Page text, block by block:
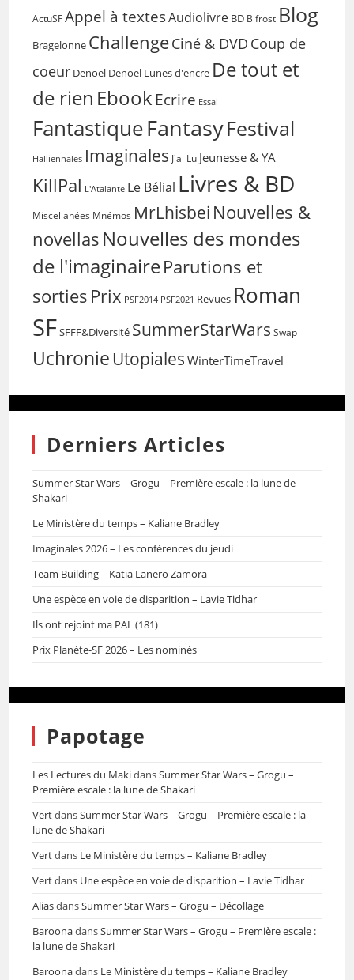
ActuSF Appel à textesAudiolivre BD Bifrost Blog
Bragelonne ChallengeCiné & DVD Coup de
coeur Denoël Denoël Lunes d'encre De tout et
de rien EbookEcrire Essai
FantastiqueFantasyFestival
Halliennales Imaginales J'ai Lu Jeunesse & YA
KillPal L'Atalante Le Bélial Livres & BD
Miscellanées Mnémos MrLhisbei Nouvelles &
novellas Nouvelles des mondes
de l'imaginaireParutions et
sorties Prix PSF2014 PSF2021 Revues Roman
SFSFFF&Diversité SummerStarWars Swap
Uchronie Utopiales WinterTimeTravel
Derniers Articles
Summer Star Wars – Grogu – Première escale : la lune de
Shakari
Le Ministère du temps – Kaliane Bradley
Imaginales 2026 – Les conférences du jeudi
Team Building – Katia Lanero Zamora
Une espèce en voie de disparition – Lavie Tidhar
Ils ont rejoint ma PAL (181)
Prix Planète-SF 2026 – Les nominés
Papotage
Les Lectures du MakidansSummer Star Wars – Grogu –
Première escale : la lune de Shakari
VertdansSummer Star Wars – Grogu – Première escale : la
lune de Shakari
Vertdans Le Ministère du temps – Kaliane Bradley
Vertdans Une espèce en voie de disparition – Lavie Tidhar
AliasdansSummer Star Wars – Grogu – Décollage
BaroonadansSummer Star Wars – Grogu – Première escale :
la lune de Shakari
Baroonadans Le Ministère du temps – Kaliane Bradley